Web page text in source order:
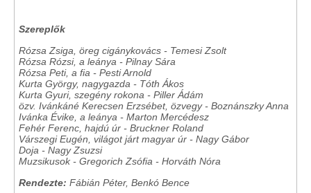
Szereplők
Rózsa Zsiga, öreg cigánykovács - Temesi Zsolt
Rózsa Rózsi, a leánya - Pilnay Sára
Rózsa Peti, a fia - Pesti Arnold
Kurta György, nagygazda - Tóth Ákos
Kurta Gyuri, szegény rokona - Piller Ádám
özv. Ivánkáné Kerecsen Erzsébet, özvegy - Boznánszky Anna
Ivánka Évike, a leánya - Marton Mercédesz
Fehér Ferenc, hajdú úr - Bruckner Roland
Várszegi Eugén, világot járt magyar úr - Nagy Gábor
Doja - Nagy Zsuzsi
Muzsikusok - Gregorich Zsófia - Horváth Nóra
Rendezte: Fábián Péter, Benkó Bence